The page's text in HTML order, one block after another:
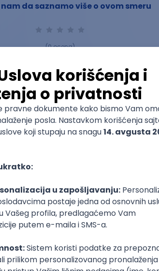
da saznamo više o ovom smeru
(0ocena)
Ostavi ocenu
Medicinska sestra - oblast
anestezija i reanimacija
visoka zdravstvena škola
Specijalističke